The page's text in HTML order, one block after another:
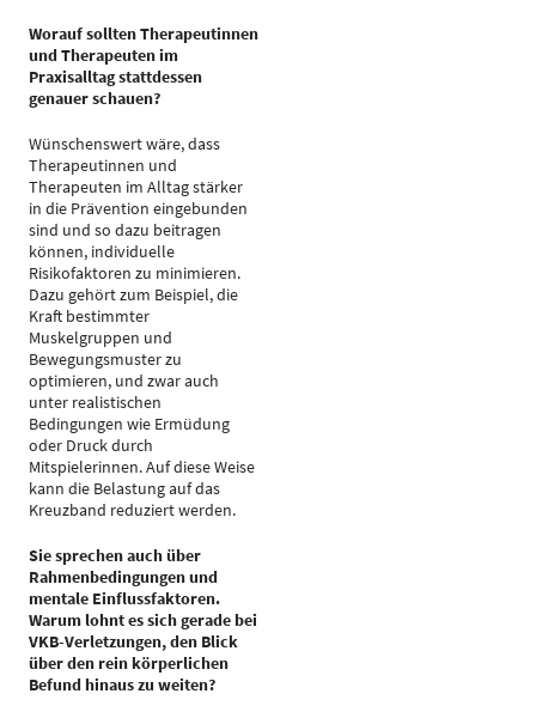
Worauf sollten Therapeutinnen
und Therapeuten im
Praxisalltag stattdessen
genauer schauen?
Wünschenswert wäre, dass
Therapeutinnen und
Therapeuten im Alltag stärker
in die Prävention eingebunden
sind und so dazu beitragen
können, individuelle
Risikofaktoren zu minimieren.
Dazu gehört zum Beispiel, die
Kraft bestimmter
Muskelgruppen und
Bewegungsmuster zu
optimieren, und zwar auch
unter realistischen
Bedingungen wie Ermüdung
oder Druck durch
Mitspielerinnen. Auf diese Weise
kann die Belastung auf das
Kreuzband reduziert werden.
Sie sprechen auch über
Rahmenbedingungen und
mentale Einflussfaktoren.
Warum lohnt es sich gerade bei
VKB-Verletzungen, den Blick
über den rein körperlichen
Befund hinaus zu weiten?